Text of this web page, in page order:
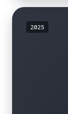
2025